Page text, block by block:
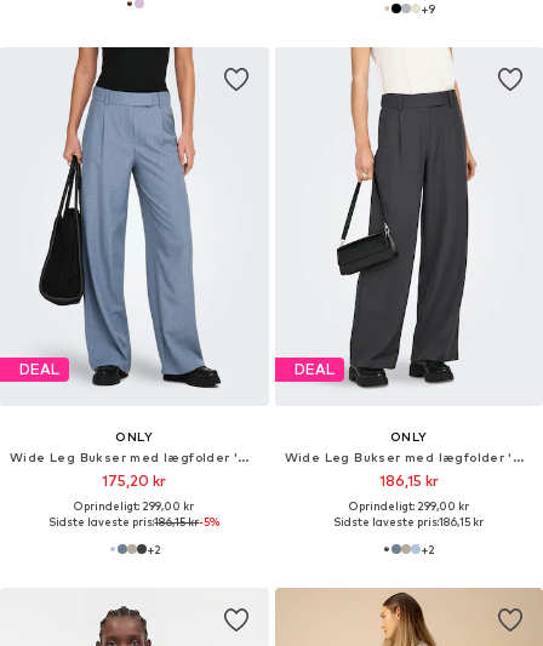
+9
DEAL
ONLY
Wide Leg Bukser med lægfolder 'ONLLinda'
175,20 kr
Oprindeligt: 299,00 kr
Sidste laveste pris:186,15 kr-5%
+2
DEAL
ONLY
Wide Leg Bukser med lægfolder 'ONLLinda'
186,15 kr
Oprindeligt: 299,00 kr
Sidste laveste pris:186,15 kr
+2